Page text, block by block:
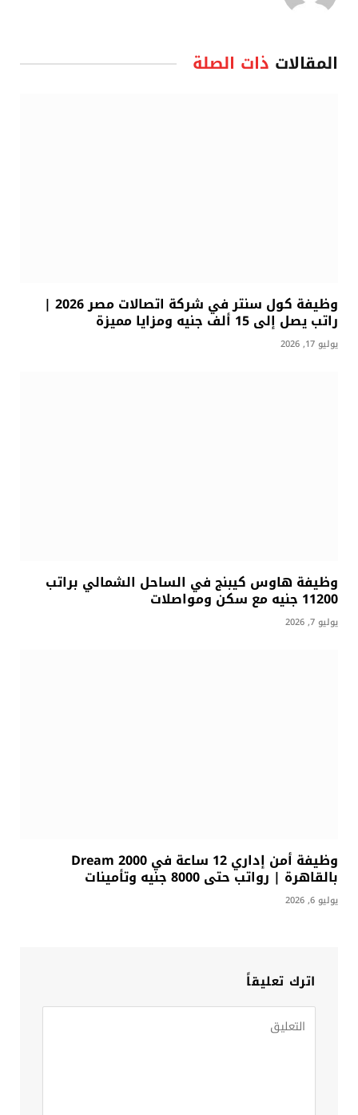
المقالات ذات الصلة
وظيفة كول سنتر في شركة اتصالات مصر 2026 |
راتب يصل إلى 15 ألف جنيه ومزايا مميزة
يوليو 17, 2026
وظيفة هاوس كيبنج في الساحل الشمالي براتب
11200 جنيه مع سكن ومواصلات
يوليو 7, 2026
وظيفة أمن إداري 12 ساعة في Dream 2000
بالقاهرة | رواتب حتى 8000 جنيه وتأمينات
يوليو 6, 2026
اترك تعليقاً